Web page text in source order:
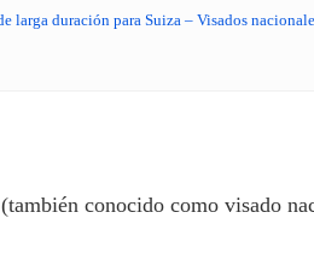
larga duración para Suiza – Visados
(también conocido como visado